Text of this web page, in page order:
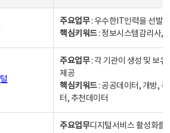
주요업무: 우수한IT인력을 선발
핵심키워드: 정보시스템감리사,
주요업무: 각 기관이 생성 및 보
제공
핵심키워드: 공공데이터, 개방,
터, 추천데이터
주요업무디지털서비스 활성화를